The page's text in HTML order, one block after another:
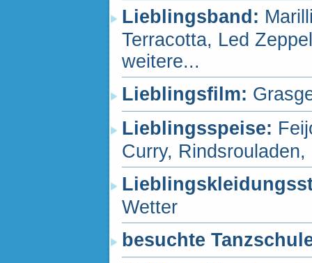
Lieblingsband:
Terracotta, Led
weitere...
Lieblingsfilm:
Lieblingsspeise:
Curry,
Wetter
besuchte